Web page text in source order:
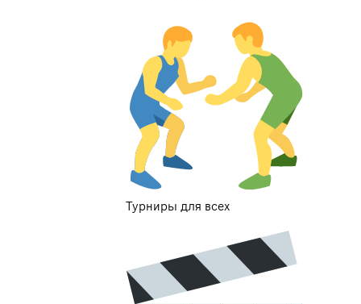
Турниры для всех